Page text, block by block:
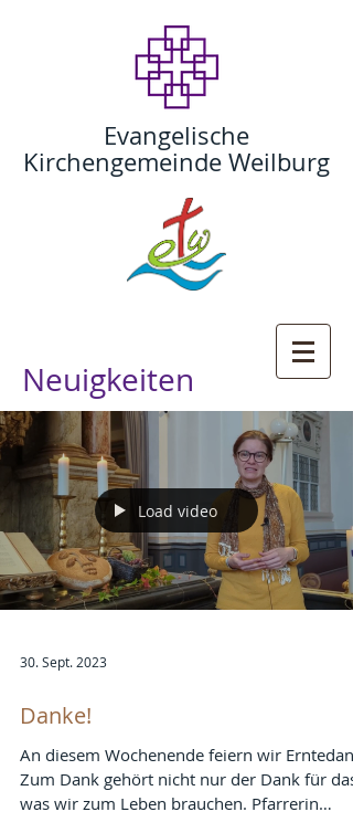
Evangelische
Kirchengemeinde Weilburg
Neuigkeiten
Load video
30. Sept. 2023
Danke!
An diesem Wochenende feiern wir
Zum Dank gehört nicht nur der Dank für das,
was wir zum Leben brauchen. Pfarrerin